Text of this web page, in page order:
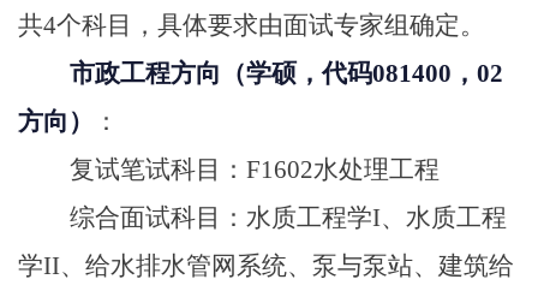
共4个科目，具体要求由面试专家组确定。
市政工程方向（学硕，代码081400，02
方向）
：
复试笔试科目：F1602水处理工程
综合面试科目：水质工程学I、水质工程
学II、给水排水管网系统、泵与泵站、建筑给